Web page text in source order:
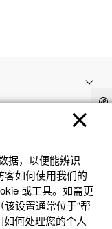
据，以便能辨识
客如何使⽤我们的
或⼯具。如需更
设置通常位于“帮
如何处理您的个⼈